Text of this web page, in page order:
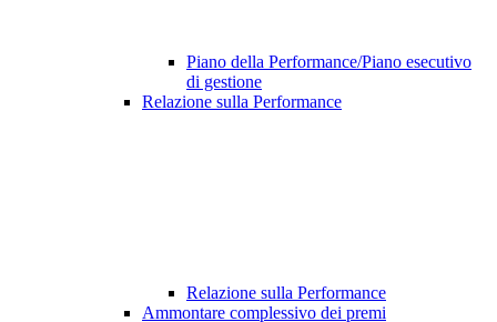
Piano della Performance/Piano esecutivo
di gestione
Relazione sulla Performance
Relazione sulla Performance
Ammontare complessivo dei premi